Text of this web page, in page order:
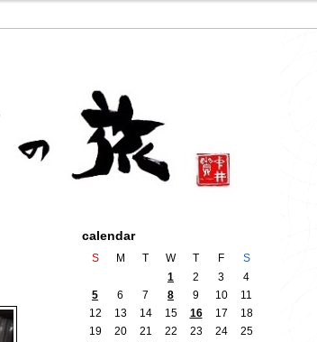
calendar
S M T W T F
S
1
2 3
4
5
6 7 8 9 10
11
12
13 14 15 16 17
18
19
20 21 22 23 24
25